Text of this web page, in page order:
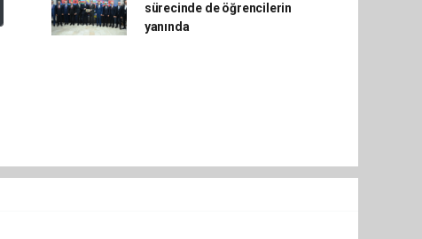
sürecinde de öğrencilerin
yanında